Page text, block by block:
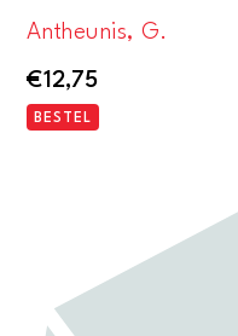
Antheunis, G.
€12,75
BESTEL